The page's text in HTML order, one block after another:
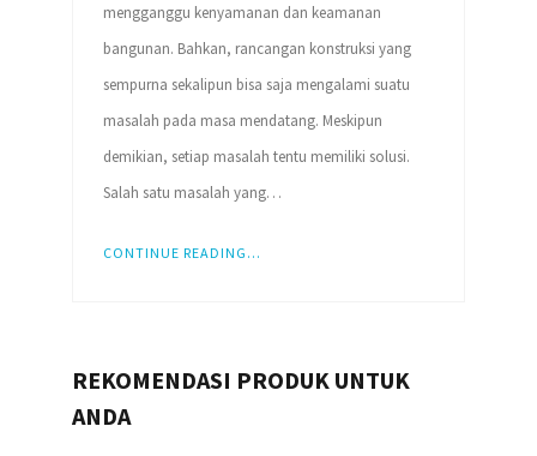
mengganggu kenyamanan dan keamanan
bangunan. Bahkan, rancangan konstruksi yang
sempurna sekalipun bisa saja mengalami suatu
masalah pada masa mendatang. Meskipun
demikian, setiap masalah tentu memiliki solusi.
Salah satu masalah yang…
CONTINUE READING...
REKOMENDASI PRODUK UNTUK
ANDA